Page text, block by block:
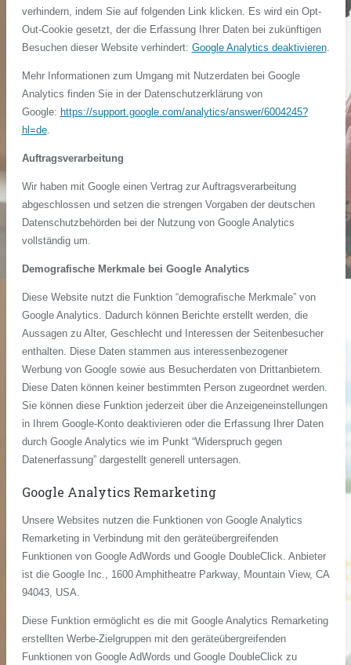
verhindern, indem Sie auf folgenden Link klicken. Es wird ein Opt-
Out-Cookie gesetzt, der die Erfassung Ihrer Daten bei zukünftigen
Besuchen dieser Website verhindert: Google Analytics deaktivieren.
Mehr Informationen zum Umgang mit Nutzerdaten bei Google
Analytics finden Sie in der Datenschutzerklärung von
Google: https://support.google.com/analytics/answer/6004245?
hl=de.
Auftragsverarbeitung
Wir haben mit Google einen Vertrag zur Auftragsverarbeitung
abgeschlossen und setzen die strengen Vorgaben der deutschen
Datenschutzbehörden bei der Nutzung von Google Analytics
vollständig um.
Demografische Merkmale bei Google Analytics
Diese Website nutzt die Funktion “demografische Merkmale” von
Google Analytics. Dadurch können Berichte erstellt werden, die
Aussagen zu Alter, Geschlecht und Interessen der Seitenbesucher
enthalten. Diese Daten stammen aus interessenbezogener
Werbung von Google sowie aus Besucherdaten von Drittanbietern.
Diese Daten können keiner bestimmten Person zugeordnet werden.
Sie können diese Funktion jederzeit über die Anzeigeneinstellungen
in Ihrem Google-Konto deaktivieren oder die Erfassung Ihrer Daten
durch Google Analytics wie im Punkt “Widerspruch gegen
Datenerfassung” dargestellt generell untersagen.
Google Analytics Remarketing
Unsere Websites nutzen die Funktionen von Google Analytics
Remarketing in Verbindung mit den geräteübergreifenden
Funktionen von Google AdWords und Google DoubleClick. Anbieter
ist die Google Inc., 1600 Amphitheatre Parkway, Mountain View, CA
94043, USA.
Diese Funktion ermöglicht es die mit Google Analytics Remarketing
erstellten Werbe-Zielgruppen mit den geräteübergreifenden
Funktionen von Google AdWords und Google DoubleClick zu